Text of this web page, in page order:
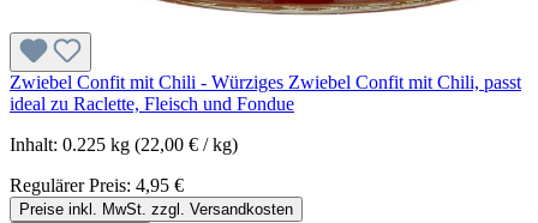
Zwiebel Confit mit Chili - Würziges Zwiebel Confit mit Chili, passt
ideal zu Raclette, Fleisch und Fondue
Inhalt: 0.225 kg (22,00 € / kg)
Regulärer Preis: 4,95 €
Preise inkl. MwSt. zzgl. Versandkosten